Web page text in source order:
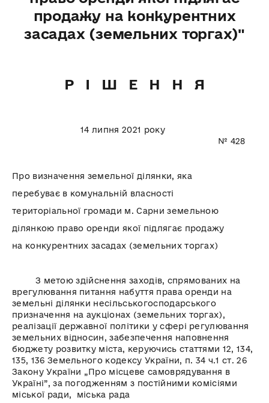
продажу на конкурентних
засадах (земельних торгах)"
Р І Ш Е Н Н Я
14 липня 2021 року
№ 428
Про визначення земельної ділянки, яка
перебуває в комунальній власності
територіальної громади м. Сарни земельною
ділянкою право оренди якої підлягає продажу
на конкурентних засадах (земельних торгах)
З метою здійснення заходів, спрямованих на
врегулювання питання набуття права оренди на
земельні ділянки несільськогосподарського
призначення на аукціонах (земельних торгах),
реалізації державної політики у сфері регулювання
земельних відносин, забезпечення наповнення
бюджету розвитку міста, керуючись статтями 12, 134,
135, 136 Земельного кодексу України, п. 34 ч.1 ст. 26
Закону України „Про місцеве самоврядування в
Україні”, за погодженням з постійними комісіями
міської ради, міська рада